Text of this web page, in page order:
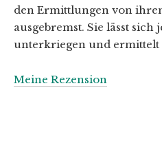
den Ermittlungen von
ausgebremst. Sie lässt sich
unterkriegen und ermittelt
Meine Rezension